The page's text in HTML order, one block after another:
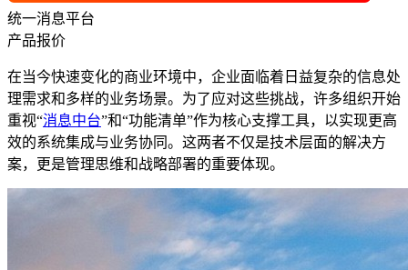
统一消息平台
产品报价
在当今快速变化的商业环境中，企业面临着日益复杂的信息处
理需求和多样的业务场景。为了应对这些挑战，许多组织开始
重视“消息中台”和“功能清单”作为核心支撑工具，以实现更高
效的系统集成与业务协同。这两者不仅是技术层面的解决方
案，更是管理思维和战略部署的重要体现。